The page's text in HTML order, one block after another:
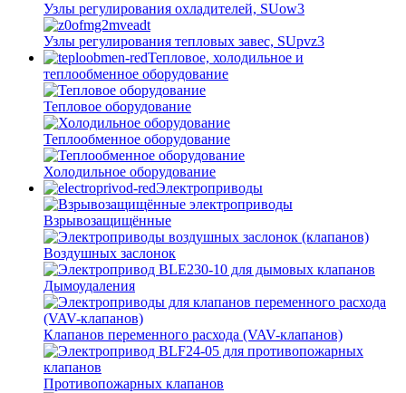
Узлы регулирования охладителей, SUow3
Узлы регулирования тепловых завес, SUpvz3
Тепловое, холодильное и
теплообменное оборудование
Тепловое оборудование
Теплообменное оборудование
Холодильное оборудование
Электроприводы
Взрывозащищённые
Воздушных заслонок
Дымоудаления
Клапанов переменного расхода (VAV-клапанов)
Противопожарных клапанов